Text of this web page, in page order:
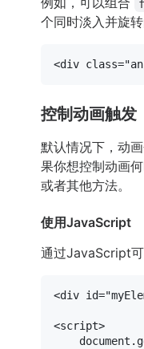
个同时淡入并旋转
<div class=
控制动画触发
默认情况下，动
果你想控制动画
或者其他方法。
使用JavaScript
通过JavaScript可
<div id=
<script>
document .